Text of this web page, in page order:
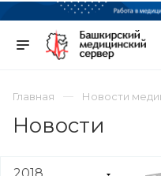
Главная Новости
Новости